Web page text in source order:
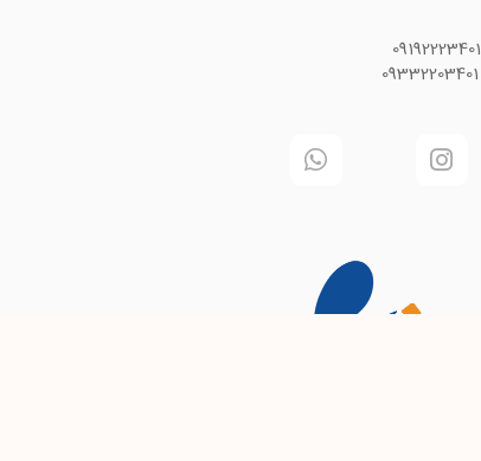
09192223401
09332203401